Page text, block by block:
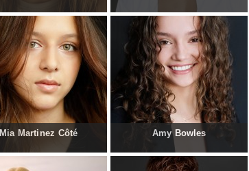
Mia Martinez Côté Amy Bowles